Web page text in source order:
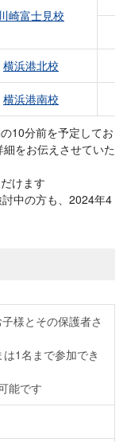
川崎富士見校
横浜港北校
横浜港南校
10分前を予定してお
をお伝えさせていた
けます
中の方も、2024年4
様とその保護者さ
1名まで参加でき
能です